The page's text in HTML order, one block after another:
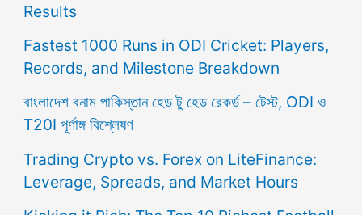
Results
Fastest 1000 Runs in ODI Cricket: Players,
Records, and Milestone Breakdown
বাংলাদেশ বনাম পাকিস্তান হেড টু হেড রেকর্ড – টেস্ট, ODI ও
T20I পূর্ণাঙ্গ বিশ্লেষণ
Trading Crypto vs. Forex on LiteFinance:
Leverage, Spreads, and Market Hours